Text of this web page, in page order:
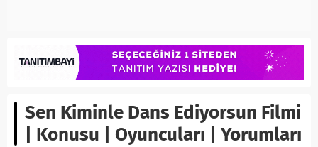
Sen Kiminle Dans Ediyorsun Filmi
| Konusu | Oyuncuları | Yorumları